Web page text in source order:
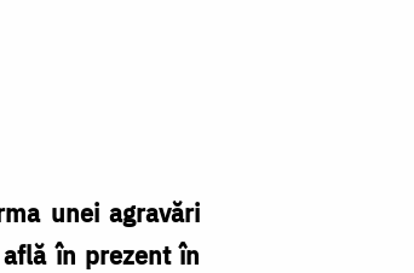
unei agravări
în prezent în